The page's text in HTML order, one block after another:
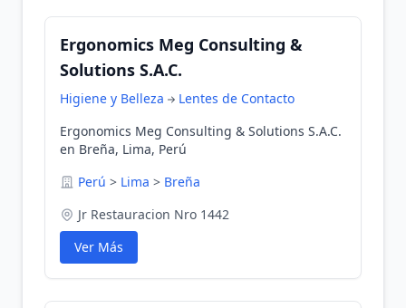
Ergonomics Meg Consulting &
Solutions S.A.C.
Higiene y Belleza
Lentes de Contacto
Ergonomics Meg Consulting & Solutions S.A.C.
en Breña, Lima, Perú
Perú > Lima > Breña
Jr Restauracion Nro 1442
Ver Más